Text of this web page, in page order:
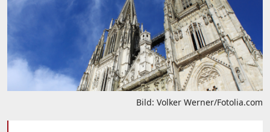
Bild: Volker Werner/Fotolia.com